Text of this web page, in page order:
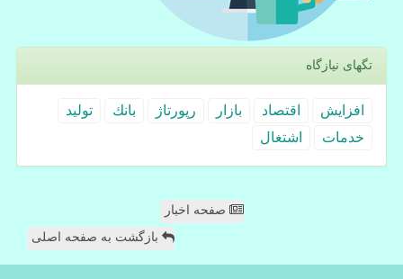
تگهای نیازگاه
افزایش اقتصاد بازار رپورتاژ بانك
تولید
خدمات
اشتغال
صفحه اخبار
بازگشت به صفحه اصلی